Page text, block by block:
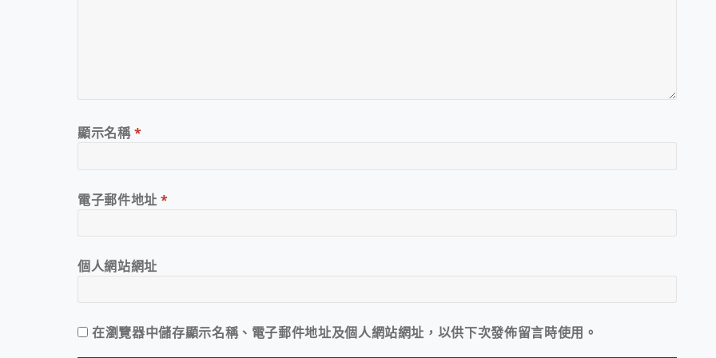
顯示名稱*
電子郵件地址*
個人網站網址
在瀏覽器中儲存顯示名稱、電子郵件地址及個人網站網址，以供下次發佈留言時使用。